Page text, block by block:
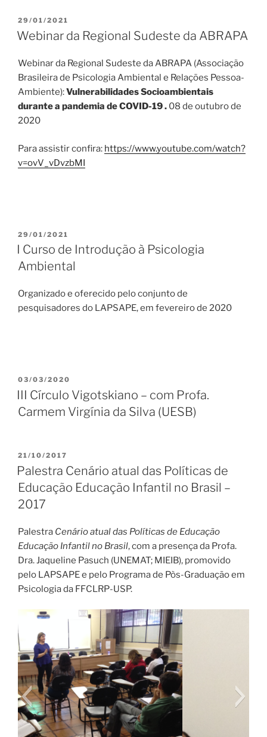
PUBLICADO
EM
29/01/2021
Webinar da Regional Sudeste da ABRAPA
Webinar da Regional Sudeste da ABRAPA (Associação
Brasileira de Psicologia Ambiental e Relações Pessoa-
Ambiente):Vulnerabilidades Socioambientais
durante a pandemia de COVID-19 . 08 de outubro de
2020
Para assistir confira: https://www.youtube.com/watch?
v=ovV_vDvzbMI
PUBLICADO
EM
29/01/2021
I Curso de Introdução à Psicologia
Ambiental
Organizado e oferecido pelo conjunto de
pesquisadores do LAPSAPE, em fevereiro de 2020
PUBLICADO
EM
03/03/2020
III Círculo Vigotskiano – com Profa.
Carmem Virgínia da Silva (UESB)
PUBLICADO
EM
21/10/2017
Palestra Cenário atual das Políticas de
Educação Educação Infantil no Brasil –
2017
Palestra Cenário atual das Políticas de Educação
Educação Infantil no Brasil, com a presença da Profa.
Dra. Jaqueline Pasuch (UNEMAT; MIEIB), promovido
pelo LAPSAPE e pelo Programa de Pòs-Graduação em
Psicologia da FFCLRP-USP.